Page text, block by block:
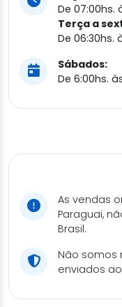
De 07:00hs.
Terça a
De 06:30hs.
Sábados:
De 6:00hs.
As vendas
Paraguai,
Brasil.
Não somos
enviados